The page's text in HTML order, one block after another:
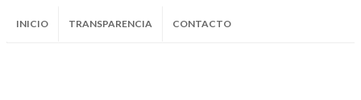
INICIO TRANSPARENCIA CONTACTO